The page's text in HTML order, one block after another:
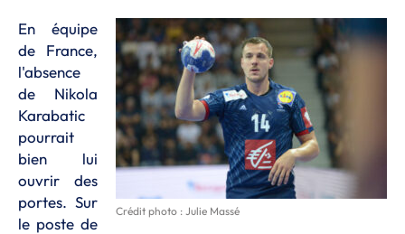
Crédit photo : Julie Massé
En équipe
de France,
l'absence
de Nikola
Karabatic
pourrait
bien lui
ouvrir des
portes. Sur
le poste de